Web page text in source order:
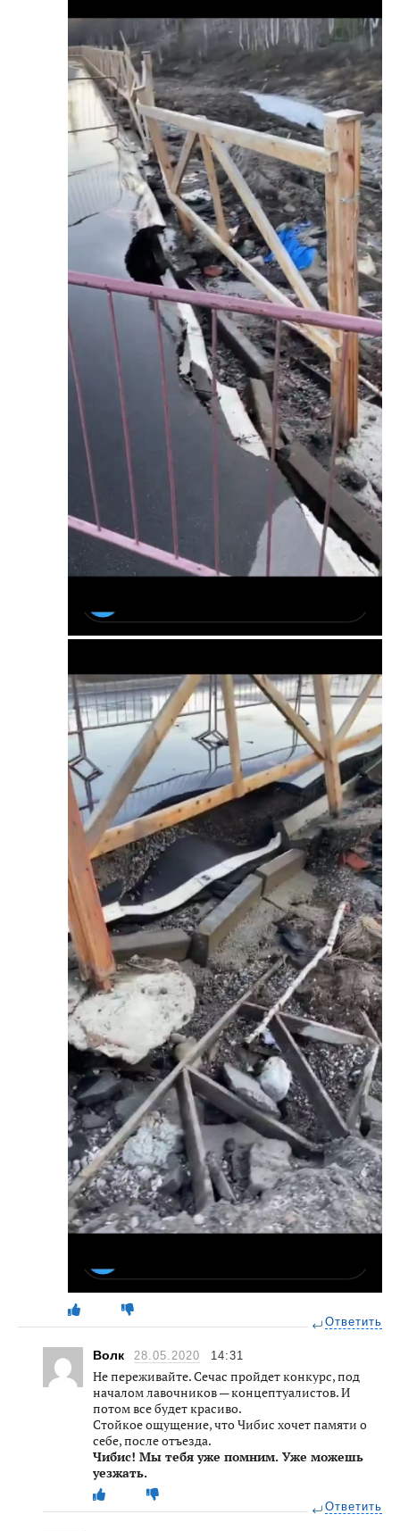
Ответить
Волк 28.05.2020 14:31
Не переживайте. Сечас пройдет конкурс, под
началом лавочников — концептуалистов. И
потом все будет красиво.
Стойкое ощущение, что Чибис хочет памяти о
себе, после отъезда.
Чибис! Мы тебя уже помним. Уже можешь
уезжать.
Ответить